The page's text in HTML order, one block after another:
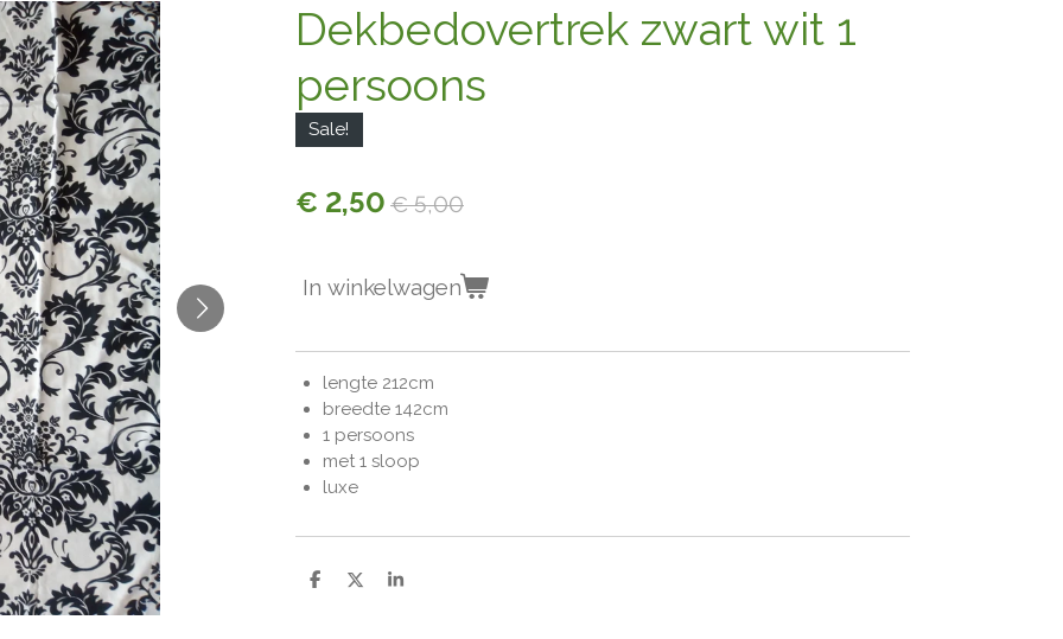
Dekbedovertrek zwart wit 1
persoons
Sale!
€ 2,50 € 5,00
In winkelwagen
lengte 212cm
breedte 142cm
1 persoons
met 1 sloop
luxe
D
D
S